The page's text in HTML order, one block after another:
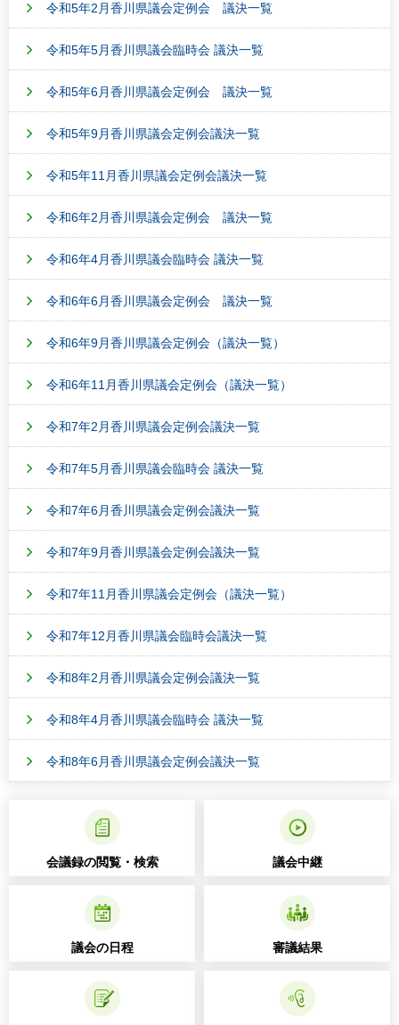
令和5年2月香川県議会定例会 議決一覧
令和5年5月香川県議会臨時会 議決一覧
令和5年6月香川県議会定例会 議決一覧
令和5年9月香川県議会定例会議決一覧
令和5年11月香川県議会定例会議決一覧
令和6年2月香川県議会定例会 議決一覧
令和6年4月香川県議会臨時会 議決一覧
令和6年6月香川県議会定例会 議決一覧
令和6年9月香川県議会定例会（議決一覧）
令和6年11月香川県議会定例会（議決一覧）
令和7年2月香川県議会定例会議決一覧
令和7年5月香川県議会臨時会 議決一覧
令和7年6月香川県議会定例会議決一覧
令和7年9月香川県議会定例会議決一覧
令和7年11月香川県議会定例会（議決一覧）
令和7年12月香川県議会臨時会議決一覧
令和8年2月香川県議会定例会議決一覧
令和8年4月香川県議会臨時会 議決一覧
令和8年6月香川県議会定例会議決一覧
会議録の閲覧・検索 議会中継
議会の日程 審議結果